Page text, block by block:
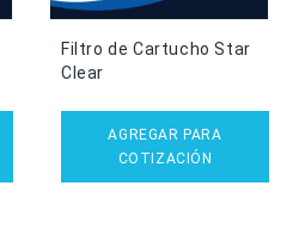
Filtro de Cartucho Star
Clear
AGREGAR PARA
COTIZACIÓN